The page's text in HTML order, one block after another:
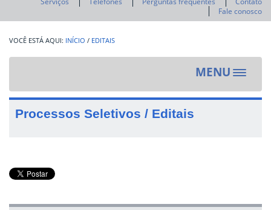
Fale conosco
INÍCIO / EDITAIS
MENU
Toggle
Processos Seletivos / Editais